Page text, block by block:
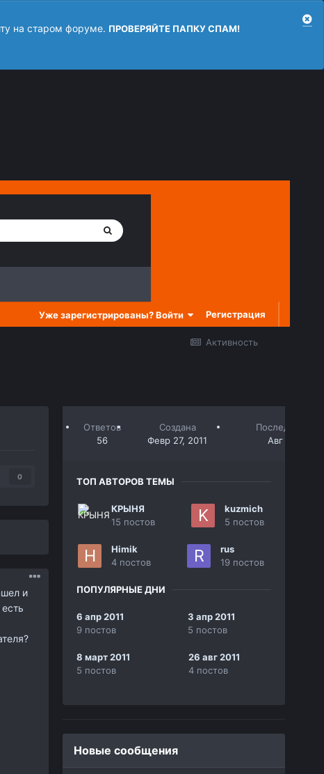
на старом форуме. ПРОВЕРЯЙТЕ ПАПКУ СПАМ!
Уже зарегистрированы? Войти Регистрация
Активность
0
и
Ответов
56
Создана
Февр 27, 2011
Последний
Авг 29, 2011
ТОП АВТОРОВ ТЕМЫ
КРЫНЯ
15 постов
kuzmich
5 постов
Himik
4 постов
rus
19 постов
ПОПУЛЯРНЫЕ ДНИ
6 апр 2011
9 постов
3 апр 2011
5 постов
8 март 2011
5 постов
26 авг 2011
4 постов
Новые сообщения